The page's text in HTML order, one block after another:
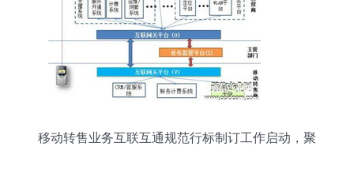
移动转售业务互联互通规范行标制订工作启动，聚